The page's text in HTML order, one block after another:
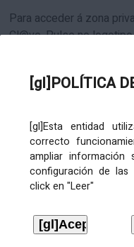
[gl]POLÍTICA
[gl]Esta entidad
correcto
ampliar
configuración de las
click en "Leer"
Para acceder á zona
Cl@ve. Pulse no logotipo